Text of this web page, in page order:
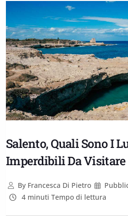
Salento, Quali Sono I
Imperdibili Da Visitare
ByFrancesca Di Pietro
4 minuti Tempo di lettura